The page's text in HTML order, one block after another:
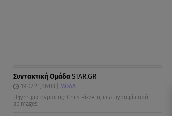
Συντακτική ΟμάδαSTAR.GR
19.07.24, 16:03
ΜΟΔΑ
Πηγή: φωτογράφος: Chris Pizzello, φωτογραφία από
apimages